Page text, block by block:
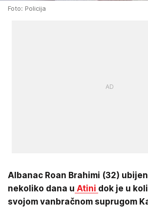
Foto: Policija
Albanac Roan Brahimi (32)
nekoliko dana u Atini dok je u
svojom vanbračnom suprugom